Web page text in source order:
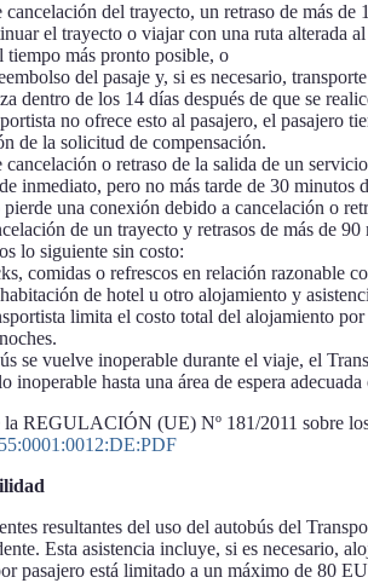
cancelación del trayecto, un retraso de más
el trayecto o viajar con una ruta alterada
tiempo más pronto posible, o
del pasaje y, si es necesario,
dentro de los 14 días después de que se
no ofrece esto al pasajero, el pasajero
de la solicitud de compensación.
cancelación o retraso de la salida de un
inmediato, pero no más tarde de 30
pierde una conexión debido a cancelación o
de un trayecto y retrasos de más de
lo siguiente sin costo:
comidas o refrescos en relación razonable
de hotel u otro alojamiento y
limita el costo total del alojamiento
se vuelve inoperable durante el viaje, el
inoperable hasta una área de espera
REGULACIÓN (UE) Nº 181/2011 sobre los
resultantes del uso del autobús del
Esta asistencia incluye, si es necesario,
pasajero está limitado a un máximo de 80